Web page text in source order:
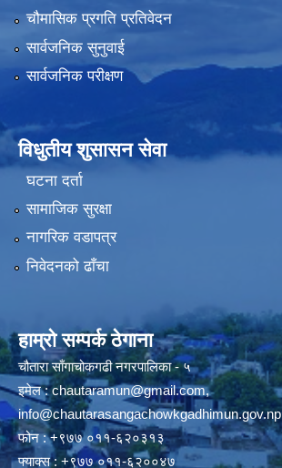
चौमासिक प्रगति प्रतिवेदन
सार्वजनिक सुनुवाई
सार्वजनिक परीक्षण
विधुतीय शुसासन सेवा
घटना दर्ता
सामाजिक सुरक्षा
नागरिक वडापत्र
निवेदनको ढाँचा
हाम्रो सम्पर्क ठेगाना
चौतारा साँगाचोकगढी नगरपालिका - ५
इमेल :chautaramun@gmail.com,
info@chautarasangachowkgadhimun.gov.np
फोन : +९७७ ०११-६२०३१३
फ्याक्स : +९७७ ०११-६२००४७